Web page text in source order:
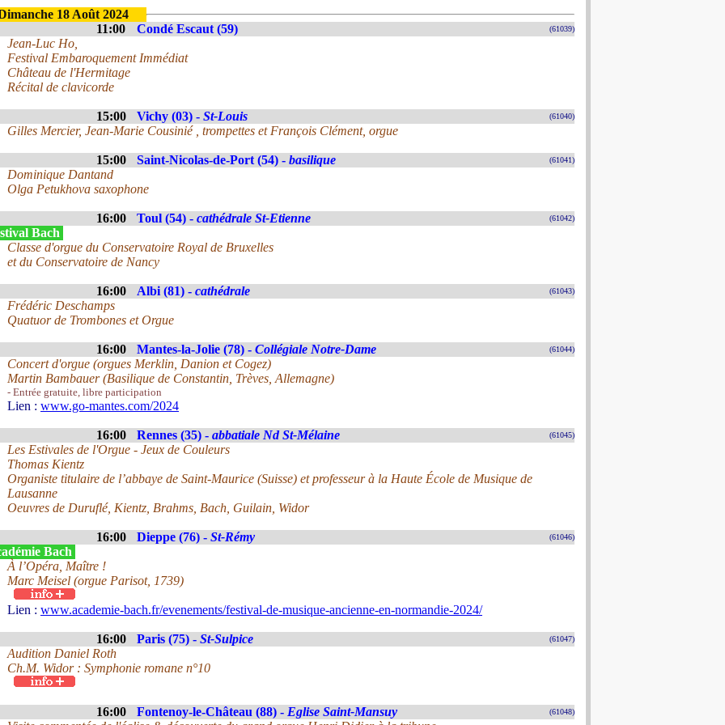
18 Août 2024
11:00
Condé Escaut (59) (61039)
Jean-Luc Ho,
Festival Embaroquement Immédiat
Château de l'Hermitage
Récital de clavicorde
15:00 Vichy (03) - St-Louis (61040)
Gilles Mercier, Jean-Marie Cousinié , trompettes et François Clément, orgue
15:00 Saint-Nicolas-de-Port (54) - basilique (61041)
Dominique Dantand
Olga Petukhova saxophone
16:00 Toul (54) - cathédrale St-Etienne (61042)
Bach
Classe d'orgue du Conservatoire Royal de Bruxelles
et du Conservatoire de Nancy
16:00 Albi (81) - cathédrale (61043)
Frédéric Deschamps
Quatuor de Trombones et Orgue
16:00 Mantes-la-Jolie (78) - Collégiale Notre-Dame (61044)
Concert d'orgue (orgues Merklin, Danion et Cogez)
Martin Bambauer (Basilique de Constantin, Trèves, Allemagne)
- Entrée gratuite, libre participation
Lien : www.go-mantes.com/2024
16:00 Rennes (35) - abbatiale Nd St-Mélaine (61045)
Les Estivales de l'Orgue - Jeux de Couleurs
Thomas Kientz
Organiste titulaire de l’abbaye de Saint-Maurice (Suisse) et professeur à la Haute École de Musique de
Lausanne
Oeuvres de Duruflé, Kientz, Brahms, Bach, Guilain, Widor
16:00 Dieppe (76) - St-Rémy (61046)
Bach
À l’Opéra, Maître !
Marc Meisel (orgue Parisot, 1739)
Lien : www.academie-bach.fr/evenements/festival-de-musique-ancienne-en-normandie-2024/
16:00 Paris (75) - St-Sulpice (61047)
Audition Daniel Roth
Ch.M. Widor : Symphonie romane n°10
16:00 Fontenoy-le-Château (88) - Eglise Saint-Mansuy (61048)